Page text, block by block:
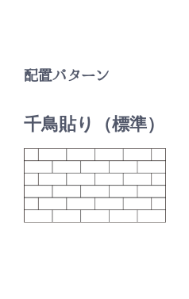
配置パターン
千鳥貼り（標準）